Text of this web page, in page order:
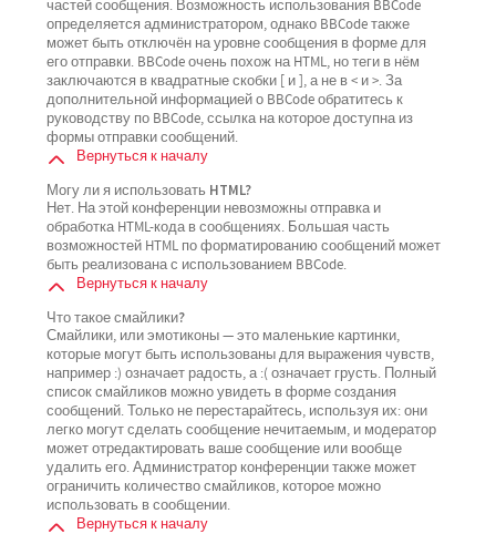
частей сообщения. Возможность использования BBCode
определяется администратором, однако BBCode также
может быть отключён на уровне сообщения в форме для
его отправки. BBCode очень похож на HTML, но теги в нём
заключаются в квадратные скобки [ и ], а не в < и >. За
дополнительной информацией о BBCode обратитесь к
руководству по BBCode, ссылка на которое доступна из
формы отправки сообщений.
Вернуться к началу
Могу ли я использовать HTML?
Нет. На этой конференции невозможны отправка и
обработка HTML-кода в сообщениях. Большая часть
возможностей HTML по форматированию сообщений может
быть реализована с использованием BBCode.
Вернуться к началу
Что такое смайлики?
Смайлики, или эмотиконы — это маленькие картинки,
которые могут быть использованы для выражения чувств,
например :) означает радость, а :( означает грусть. Полный
список смайликов можно увидеть в форме создания
сообщений. Только не перестарайтесь, используя их: они
легко могут сделать сообщение нечитаемым, и модератор
может отредактировать ваше сообщение или вообще
удалить его. Администратор конференции также может
ограничить количество смайликов, которое можно
использовать в сообщении.
Вернуться к началу